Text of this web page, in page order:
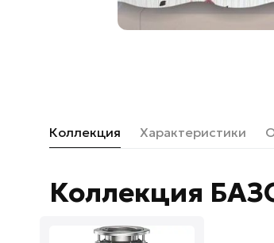
Коллекция Характеристики
Коллекция